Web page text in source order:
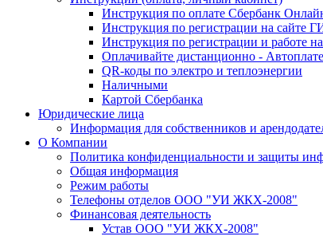
Инструкция по оплате Сбербанк
Инструкция по регистрации на сайте
Инструкция по регистрации и
Оплачивайте дистанционно -
QR-коды по электро и теплоэнергии
Наличными
Картой Сбербанка
Юридические лица
Информация для собственников и
О Компании
Политика конфиденциальности и защиты
Общая информация
Режим работы
Телефоны отделов ООО "УИ ЖКХ-2008"
Финансовая деятельность
Устав ООО "УИ ЖКХ-2008"